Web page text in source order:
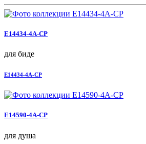
E14434-4A-CP
для биде
E14434-4A-CP
E14590-4A-CP
для душа